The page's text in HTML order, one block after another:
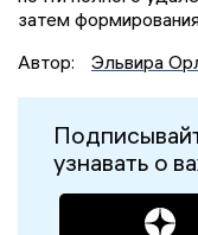
затем
Автор:
Эльвира
узнавать о